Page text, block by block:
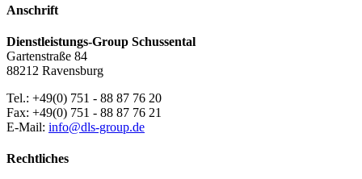
Anschrift
Dienstleistungs-Group Schussental
Gartenstraße 84
88212 Ravensburg
Tel.: +49(0) 751 - 88 87 76 20
Fax: +49(0) 751 - 88 87 76 21
E-Mail: info@dls-group.de
Rechtliches